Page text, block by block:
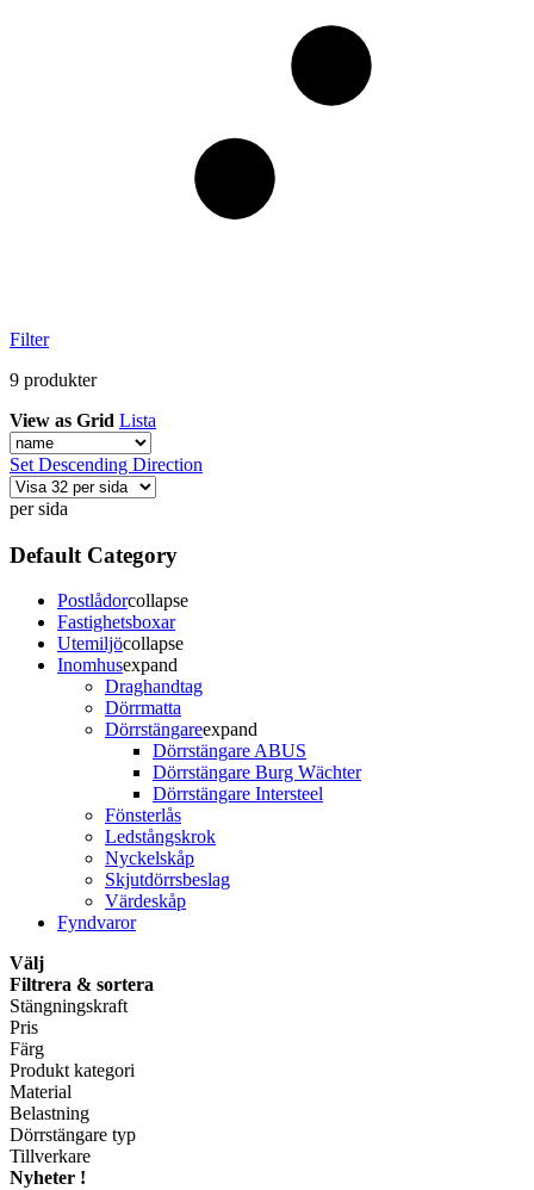
Filter
9 produkter
View as Grid Lista
Set Descending Direction
per sida
Default Category
Postlådorcollapse
Fastighetsboxar
Utemiljöcollapse
Inomhusexpand
Draghandtag
Dörrmatta
Dörrstängareexpand
Dörrstängare ABUS
Dörrstängare Burg Wächter
Dörrstängare Intersteel
Fönsterlås
Ledstångskrok
Nyckelskåp
Skjutdörrsbeslag
Värdeskåp
Fyndvaror
Välj
Filtrera & sortera
Stängningskraft
Pris
Färg
Produkt kategori
Material
Belastning
Dörrstängare typ
Tillverkare
Nyheter !